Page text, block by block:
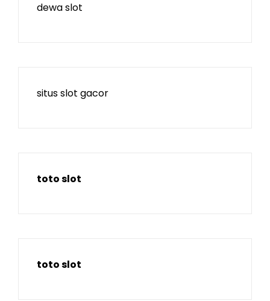
dewa slot
situs slot gacor
toto slot
toto slot